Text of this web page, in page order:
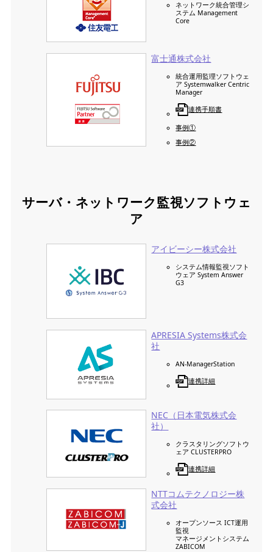
ネットワーク統合管理シ
ステム Management
Core
富士通株式会社
統合運用監理ソフトウェ
ア Systemwalker Centric
Manager
連携手順書
事例①
事例②
サーバ・ネットワーク監視ソフトウェ
ア
アイビーシー株式会社
システム情報監視ソフト
ウェア System Answer
G3
APRESIA Systems株式会
社
AN-ManagerStation
連携詳細
NEC（日本電気株式会
社）
クラスタリングソフトウ
ェア CLUSTERPRO
連携詳細
NTTコムテクノロジー株
式会社
オープンソース ICT運用
監視
マネージメントシステム
ZABICOM